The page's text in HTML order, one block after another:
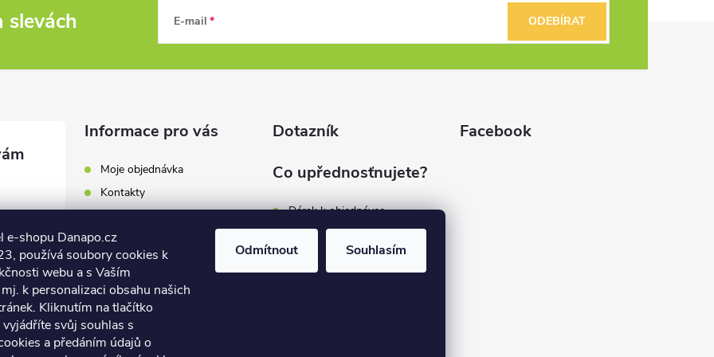
e-shopu Danapo.cz
používá soubory cookies k
webu a s Vaším
k personalizaci obsahu našich
Kliknutím na tlačítko
vyjádříte svůj souhlas s
a předáním údajů o
Odmítnout Souhlasím
slevách E-mail ODEBÍRAT
446
446
Informace pro vás
Moje objednávka
Kontakty
Hodnocení obchodu
Obchodní podmínky
Reklamace a výměna zboží
Podmínky ochrany osobních
údajů
Soubory cookies
Dotazník
Co upřednosťnujete?
Dárek k objednávce
Zákaznický servis
Dopravu zdarma
Facebook